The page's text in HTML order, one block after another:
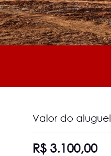
Valor do aluguel
R$ 3.100,00